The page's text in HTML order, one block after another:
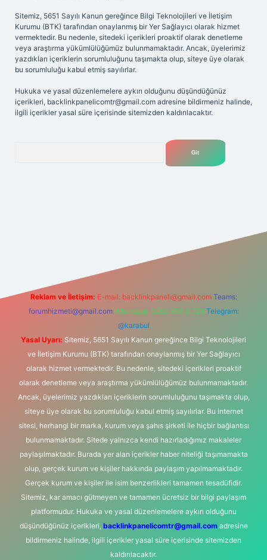
Sitemiz, 5651 Sayılı Kanun gereğince Bilgi Teknolojileri ve İletişim
Kurumu (BTK) tarafından onaylanmış bir Yer Sağlayıcı olarak hizmet
vermektedir. Bu nedenle, sitedeki içerikleri proaktif olarak denetleme
veya araştırma yükümlülüğümüz bulunmamaktadır. Ancak, üyelerimiz
yazdıkları içeriklerin sorumluluğunu taşımakta olup, siteye üye olarak
bu sorumluluğu kabul etmiş sayılırlar.
Hukuka ve yasal düzenlemelere aykırı olduğunu düşündüğünüz
içerikleri, backlinkpanelicomtr@gmail.com adresine bildirmeniz halinde,
ilgili içerikler yasal süre içerisinde sitemizden kaldırılacaktır.
Reklam ve İletişim: E-mail: backlinkpaneli@gmail.com Teams:
forumhizmeti@gmail.com Whatsapp: 0262 606 0 726 Telegram:
@karabul
Yasal Uyarı: Sitemiz, 5651 Sayılı Kanun gereğince Bilgi Teknolojileri
ve İletişim Kurumu (BTK) tarafından onaylanmış bir Yer Sağlayıcı
olarak hizmet vermektedir. Bu nedenle, sitedeki içerikleri proaktif
olarak denetleme veya araştırma yükümlülüğümüz bulunmamaktadır.
Ancak, üyelerimiz yazdıkları içeriklerin sorumluluğunu taşımakta olup,
siteye üye olarak bu sorumluluğu kabul etmiş sayılırlar. Bu internet
sitesi, herhangi bir marka, kurum veya şahıs şirketi ile hiçbir bağlantısı
bulunmamaktadır. Sitede yalnızca kendi hazırladığımız makaleler
paylaşılmaktadır. Burada yer alan içerikler haber niteliği taşımamakta
olup, gerçek kurum ve kişiler hakkında paylaşım yapılmamaktadır.
Gerçek kurum ve kişiler ile isim benzerlikleri tamamen tesadüfidir.
Sitemiz, kar amacı gütmeyen ve tamamen ücretsiz bir bilgi paylaşım
platformudur. Hukuka ve yasal düzenlemelere aykırı olduğunu
düşündüğünüz içerikleri, backlinkpanelicomtr@gmail.comadresine
bildirmeniz halinde, ilgili içerikler yasal süre içerisinde sitemizden
kaldırılacaktır.